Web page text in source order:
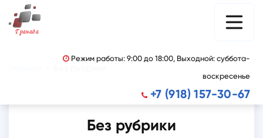
Гранада
 Режим работы: 9:00 до 18:00, Выходной: суббота-
воскресенье
 +7 (918) 157-30-67
Без рубрики